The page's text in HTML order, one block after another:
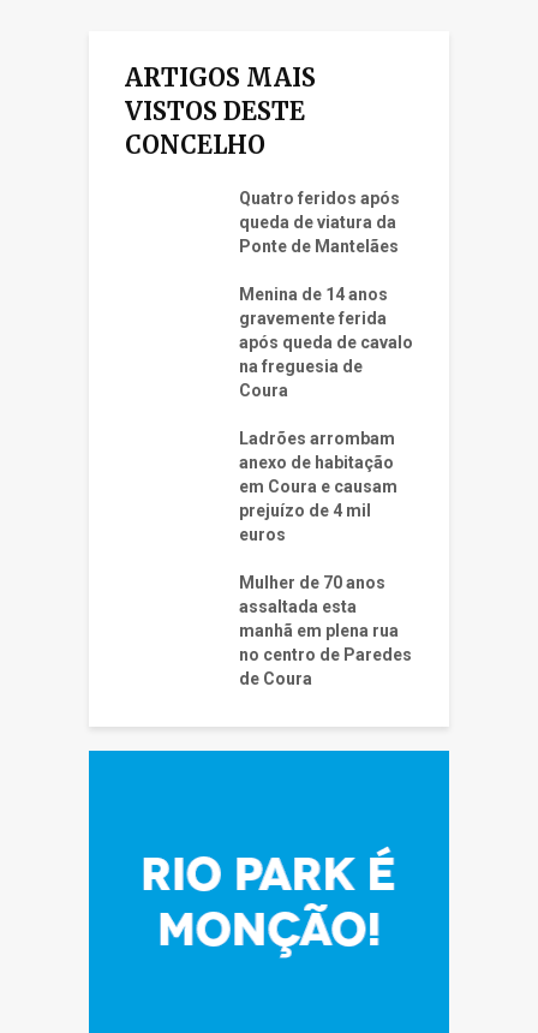
ARTIGOS MAIS
VISTOS DESTE
CONCELHO
Quatro feridos após
queda de viatura da
Ponte de Mantelães
Menina de 14 anos
gravemente ferida
após queda de cavalo
na freguesia de
Coura
Ladrões arrombam
anexo de habitação
em Coura e causam
prejuízo de 4 mil
euros
Mulher de 70 anos
assaltada esta
manhã em plena rua
no centro de Paredes
de Coura